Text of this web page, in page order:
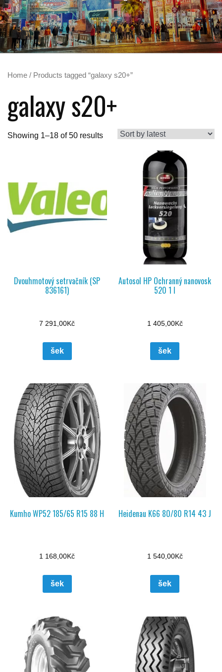
Home / Products tagged “galaxy s20+”
galaxy s20+
Showing 1–18 of 50 results
Dvouhmotový setrvačník (SP
836161)
7 291,00Kč
šek
Autosol HP Ochranný nanovosk
520 1 l
1 405,00Kč
šek
Kumho WP52 185/65 R15 88 H
1 168,00Kč
šek
Heidenau K66 80/80 R14 43 J
1 540,00Kč
šek